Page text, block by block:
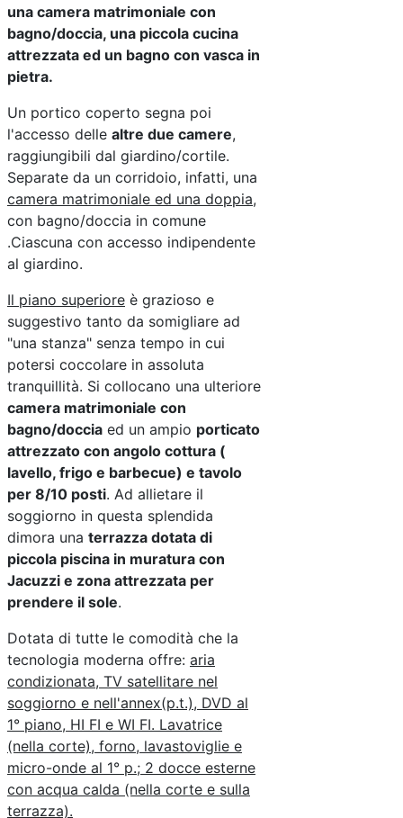
una camera matrimoniale con
bagno/doccia, una piccola cucina
attrezzata ed un bagno con vasca in
pietra.
Un portico coperto segna poi
l'accesso delle altre due camere,
raggiungibili dal giardino/cortile.
Separate da un corridoio, infatti, una
camera matrimoniale ed una doppia,
con bagno/doccia in comune
.Ciascuna con accesso indipendente
al giardino.
Il piano superiore è grazioso e
suggestivo tanto da somigliare ad
"una stanza" senza tempo in cui
potersi coccolare in assoluta
tranquillità. Si collocano una ulteriore
camera matrimoniale con
bagno/doccia ed un ampio porticato
attrezzato con angolo cottura (
lavello, frigo e barbecue) e tavolo
per 8/10 posti. Ad allietare il
soggiorno in questa splendida
dimora una terrazza dotata di
piccola piscina in muratura con
Jacuzzi e zona attrezzata per
prendere il sole.
Dotata di tutte le comodità che la
tecnologia moderna offre: aria
condizionata, TV satellitare nel
soggiorno e nell'annex(p.t.), DVD al
1° piano, HI FI e WI FI. Lavatrice
(nella corte), forno, lavastoviglie e
micro-onde al 1° p.; 2 docce esterne
con acqua calda (nella corte e sulla
terrazza).